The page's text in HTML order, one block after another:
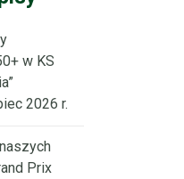
w KS
2026 r.
Prix